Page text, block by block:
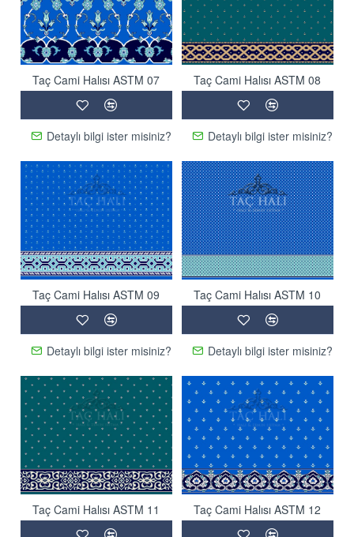
Taç Cami Halısı ASTM 07
Detaylı bilgi ister misiniz?
Taç Cami Halısı ASTM 08
Detaylı bilgi ister misiniz?
Taç Cami Halısı ASTM 09
Detaylı bilgi ister misiniz?
Taç Cami Halısı ASTM 10
Detaylı bilgi ister misiniz?
Taç Cami Halısı ASTM 11 Taç Cami Halısı ASTM 12